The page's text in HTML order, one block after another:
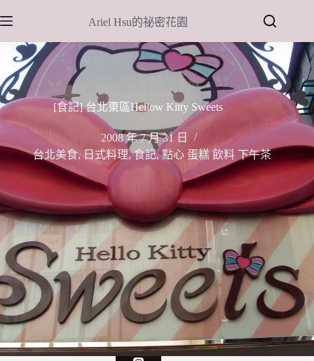
至
主
內
容
Ariel Hsu的祕密花園
[食記] 台北東區Hellow Kitty Sweets
2008 年 7 月 31 日
台北美食, 日式料理,食記,點心 蛋糕 飲料 下午茶